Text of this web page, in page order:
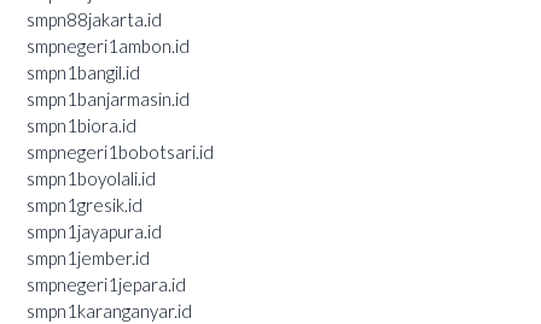
smpn88jakarta.id
smpnegeri1ambon.id
smpn1bangil.id
smpn1banjarmasin.id
smpn1biora.id
smpnegeri1bobotsari.id
smpn1boyolali.id
smpn1gresik.id
smpn1jayapura.id
smpn1jember.id
smpnegeri1jepara.id
smpn1karanganyar.id